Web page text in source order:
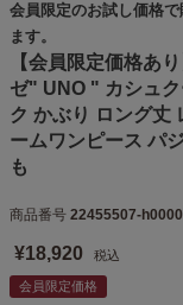
会員限定のお試し価格
ます。
【会員限定価格あ
ゼ" UNO " カシュ
ク かぶり ロング丈
ームワンピース パ
も
商品番号 22455507-
¥18,920 税込
会員限定価格